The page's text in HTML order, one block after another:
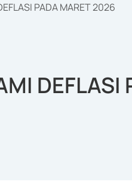
PADA MARET 2026
DEFLASI